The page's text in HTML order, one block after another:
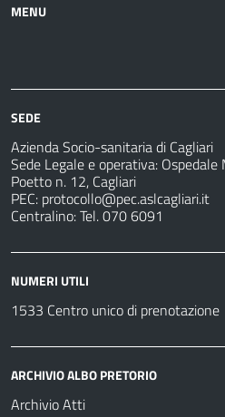
MENU
sanitarie
fare
SEDE
Azienda Socio-sanitaria di Cagliari
Sede Legale e operativa:
Poetto n. 12, Cagliari
PEC: protocollo@pec.aslcagliari.it
Centralino: Tel. 070 6091
NUMERI UTILI
1533 Centro unico di prenotazione
ARCHIVIO ALBO PRETORIO
Archivio Atti